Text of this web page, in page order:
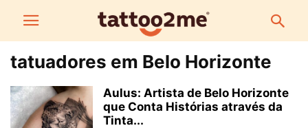
tatuadores em Belo Horizonte
Aulus: Artista de Belo Horizonte
que Conta Histórias através da
Tinta...